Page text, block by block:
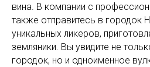
вина. В компании с
также отправитесь в городок
уникальных ликеров,
земляники. Вы увидите не
городок, но и одноименное